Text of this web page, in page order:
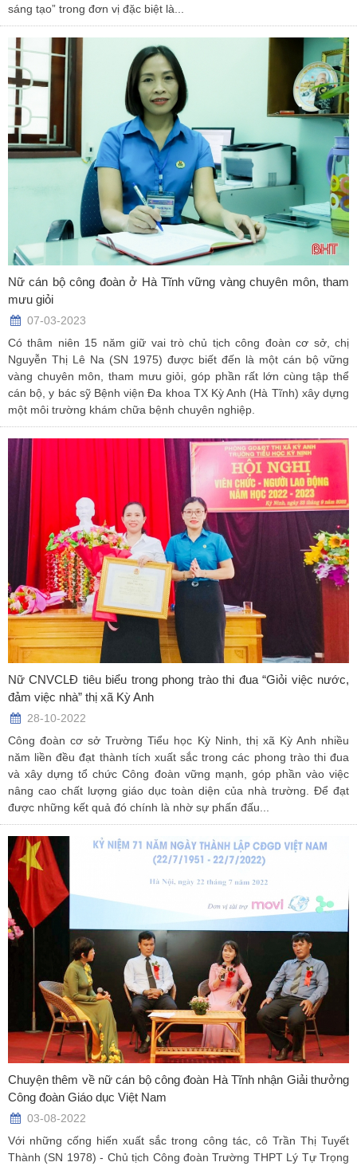
sáng tạo” trong đơn vị đặc biệt là...
Nữ cán bộ công đoàn ở Hà Tĩnh vững vàng chuyên môn, tham
mưu giỏi
07-03-2023
Có thâm niên 15 năm giữ vai trò chủ tịch công đoàn cơ sở, chị
Nguyễn Thị Lê Na (SN 1975) được biết đến là một cán bộ vững
vàng chuyên môn, tham mưu giỏi, góp phần rất lớn cùng tập thể
cán bộ, y bác sỹ Bệnh viện Đa khoa TX Kỳ Anh (Hà Tĩnh) xây dựng
một môi trường khám chữa bệnh chuyên nghiệp.
Nữ CNVCLĐ tiêu biểu trong phong trào thi đua “Giỏi việc nước,
đảm việc nhà” thị xã Kỳ Anh
28-10-2022
Công đoàn cơ sở Trường Tiểu học Kỳ Ninh, thị xã Kỳ Anh nhiều
năm liền đều đạt thành tích xuất sắc trong các phong trào thi đua
và xây dựng tổ chức Công đoàn vững mạnh, góp phần vào việc
nâng cao chất lượng giáo dục toàn diện của nhà trường. Để đạt
được những kết quả đó chính là nhờ sự phấn đấu...
Chuyện thêm về nữ cán bộ công đoàn Hà Tĩnh nhận Giải thưởng
Công đoàn Giáo dục Việt Nam
03-08-2022
Với những cống hiến xuất sắc trong công tác, cô Trần Thị Tuyết
Thành (SN 1978) - Chủ tịch Công đoàn Trường THPT Lý Tự Trọng